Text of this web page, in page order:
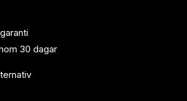
30 dagar